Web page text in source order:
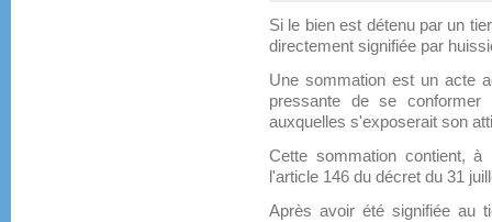
Si le bien est détenu par un
directement signifiée par
Une sommation est un acte
pressante de se
auxquelles s'exposerait son
Cette sommation contient,
l'article 146 du décret du 31
Après avoir été signifiée au